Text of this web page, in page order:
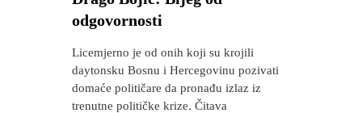
odgovornosti
Licemjerno je od onih koji su krojili
daytonsku Bosnu i Hercegovinu pozivati
domaće političare da pronađu izlaz iz
trenutne političke krize. Čitava